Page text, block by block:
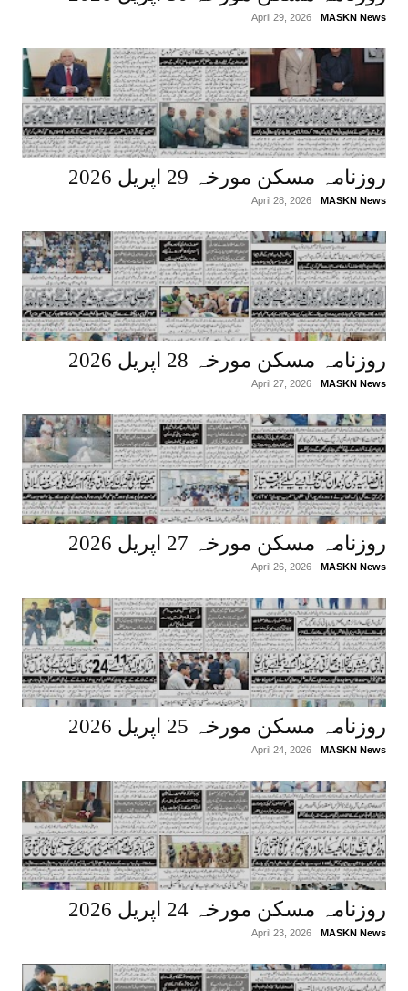
MASKN News
April 29, 2026
روزنامہ مسکن مورخہ 29 اپریل 2026
MASKN News
April 28, 2026
روزنامہ مسکن مورخہ 28 اپریل 2026
MASKN News
April 27, 2026
روزنامہ مسکن مورخہ 27 اپریل 2026
MASKN News
April 26, 2026
روزنامہ مسکن مورخہ 25 اپریل 2026
MASKN News
April 24, 2026
روزنامہ مسکن مورخہ 24 اپریل 2026
MASKN News
April 23, 2026